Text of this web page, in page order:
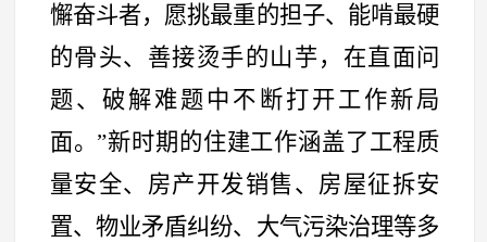
懈奋斗者，愿挑最重的担子、能啃最硬
的骨头、善接烫手的山芋，在直面问
题、破解难题中不断打开工作新局
面。”新时期的住建工作涵盖了工程质
量安全、房产开发销售、房屋征拆安
置、物业矛盾纠纷、大气污染治理等多